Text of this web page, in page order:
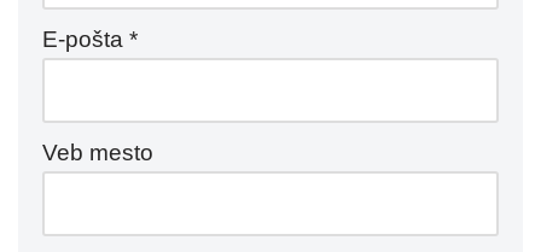
E-pošta *
Veb mesto